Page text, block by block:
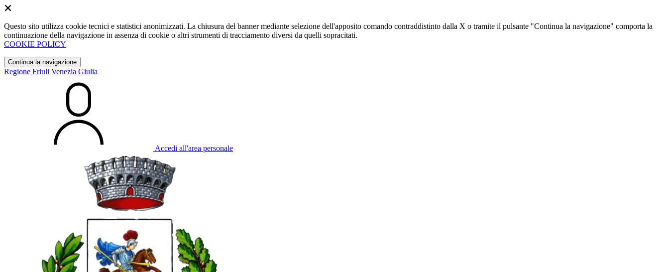
Questo sito utilizza cookie tecnici e statistici anonimizzati. La chiusura del banner mediante selezione dell'apposito comando contraddistinto dalla X o tramite il pulsante "Continua la navigazione" comporta la
continuazione della navigazione in assenza di cookie o altri strumenti di tracciamento diversi da quelli sopracitati.
COOKIE POLICY
Continua la navigazione
Regione Friuli Venezia Giulia
Accedi all'area personale